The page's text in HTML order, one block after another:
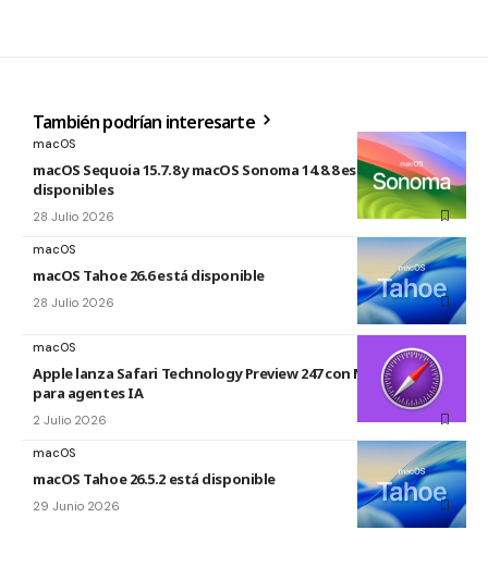
También podrían interesarte
macOS
macOS Sequoia 15.7.8 y macOS Sonoma 14.8.8 están
disponibles
28 Julio 2026
macOS
macOS Tahoe 26.6 está disponible
28 Julio 2026
macOS
Apple lanza Safari Technology Preview 247 con MCP Server
para agentes IA
2 Julio 2026
macOS
macOS Tahoe 26.5.2 está disponible
29 Junio 2026